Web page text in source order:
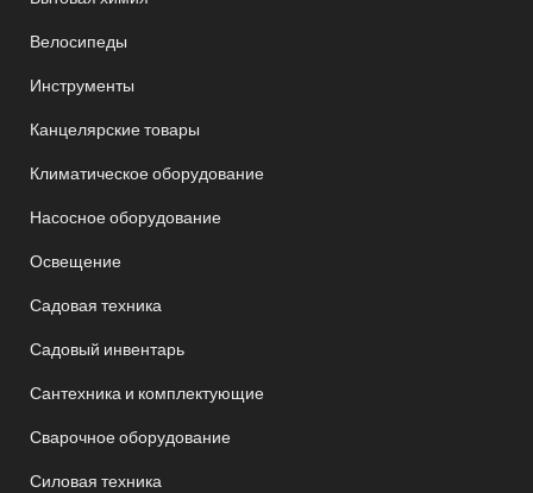
Велосипеды
Инструменты
Канцелярские товары
Климатическое оборудование
Насосное оборудование
Освещение
Садовая техника
Садовый инвентарь
Сантехника и комплектующие
Сварочное оборудование
Силовая техника